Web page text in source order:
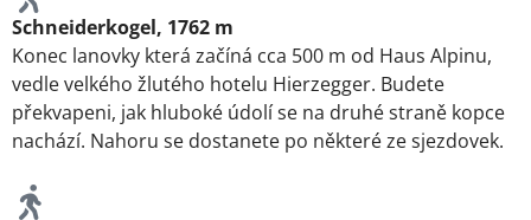
Schneiderkogel, 1762 m
Konec lanovky která začíná cca 500 m od Haus Alpinu,
vedle velkého žlutého hotelu Hierzegger. Budete
překvapeni, jak hluboké údolí se na druhé straně kopce
nachází. Nahoru se dostanete po některé ze sjezdovek.